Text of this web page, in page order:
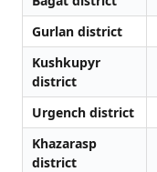
Gurlan district
Kushkupyr
district
Urgench district
Khazarasp
district